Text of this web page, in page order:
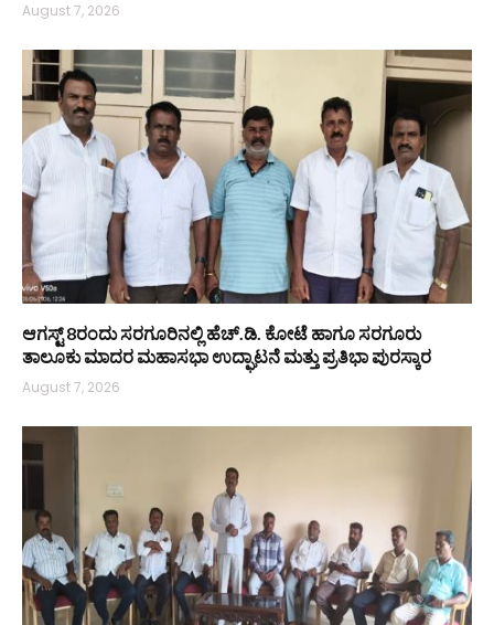
August 7, 2026
ಆಗಸ್ಟ್ 8ರಂದು ಸರಗೂರಿನಲ್ಲಿ ಹೆಚ್.ಡಿ. ಕೋಟೆ ಹಾಗೂ ಸರಗೂರು
ತಾಲೂಕು ಮಾದರ ಮಹಾಸಭಾ ಉದ್ಘಾಟನೆ ಮತ್ತು ಪ್ರತಿಭಾ ಪುರಸ್ಕಾರ
August 7, 2026